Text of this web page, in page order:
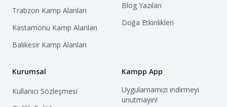
Trabzon Kamp Alanları
Kastamonu Kamp Alanları
Balıkesir Kamp Alanları
Blog Yazıları
Doğa Etkinlikleri
Kurumsal
Kullanıcı Sözleşmesi
Kampp App
Uygulamamızı indirmeyi
unutmayın!